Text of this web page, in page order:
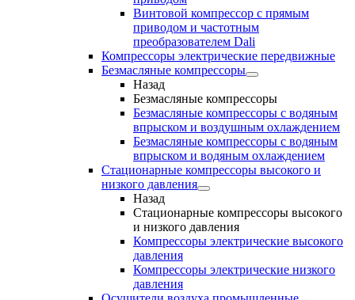
Винтовой компрессор с прямым
приводом и частотным
преобразователем Dali
Компрессоры электрические передвижные
Безмасляные компрессоры
Назад
Безмасляные компрессоры
Безмасляные компрессоры с водяным
впрыском и воздушным охлаждением
Безмасляные компрессоры с водяным
впрыском и водяным охлаждением
Стационарные компрессоры высокого и
низкого давления
Назад
Стационарные компрессоры высокого
и низкого давления
Компрессоры электрические высокого
давления
Компрессоры электрические низкого
давления